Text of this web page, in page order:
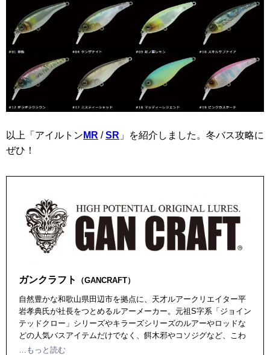
以上「アイルトン MR /SR 」を紹介しました。冬バス攻略に
ぜひ！
ガンクラフト （GANCRAFT）
自然豊かな和歌山県田辺市を拠点に、天才ルアークリエイター平
岩孝典氏が社長をつとめるルアーメーカー。元祖S字系「ジョイン
テッドクロー」シリーズやキラーズシリーズのルアーやロッドな
どの人気バスアイテムだけでなく、餌木邪やコソジグなど、こわ
だりのソルトウォーターアイテムを続々と輩出中。
…もっと読む